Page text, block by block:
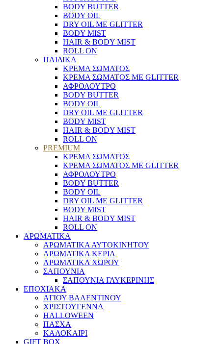
BODY BUTTER
BODY OIL
DRY OIL ΜΕ GLITTER
BODY MIST
HAIR & BODY MIST
ROLL ON
ΠΑΙΔΙΚΑ
ΚΡΕΜΑ ΣΩΜΑΤΟΣ
ΚΡΕΜΑ ΣΩΜΑΤΟΣ ΜΕ GLITTER
ΑΦΡΟΛΟΥΤΡΟ
BODY BUTTER
BODY OIL
DRY OIL ΜΕ GLITTER
BODY MIST
HAIR & BODY MIST
ROLL ON
PREMIUM
ΚΡΕΜΑ ΣΩΜΑΤΟΣ
ΚΡΕΜΑ ΣΩΜΑΤΟΣ ΜΕ GLITTER
ΑΦΡΟΛΟΥΤΡΟ
BODY BUTTER
BODY OIL
DRY OIL ΜΕ GLITTER
BODY MIST
HAIR & BODY MIST
ROLL ON
ΑΡΩΜΑΤΙΚΑ
ΑΡΩΜΑΤΙΚΑ ΑΥΤΟΚΙΝΗΤΟΥ
ΑΡΩΜΑΤΙΚΑ ΚΕΡΙΑ
ΑΡΩΜΑΤΙΚΑ ΧΩΡΟΥ
ΣΑΠΟΥΝΙΑ
ΣΑΠΟΥΝΙΑ ΓΛΥΚΕΡΙΝΗΣ
ΕΠΟΧΙΑΚΑ
ΑΓΙΟΥ ΒΑΛΕΝΤΙΝΟΥ
ΧΡΙΣΤΟΥΓΕΝΝΑ
HALLOWEEN
ΠΑΣΧΑ
ΚΑΛΟΚΑΙΡΙ
GIFT BOX